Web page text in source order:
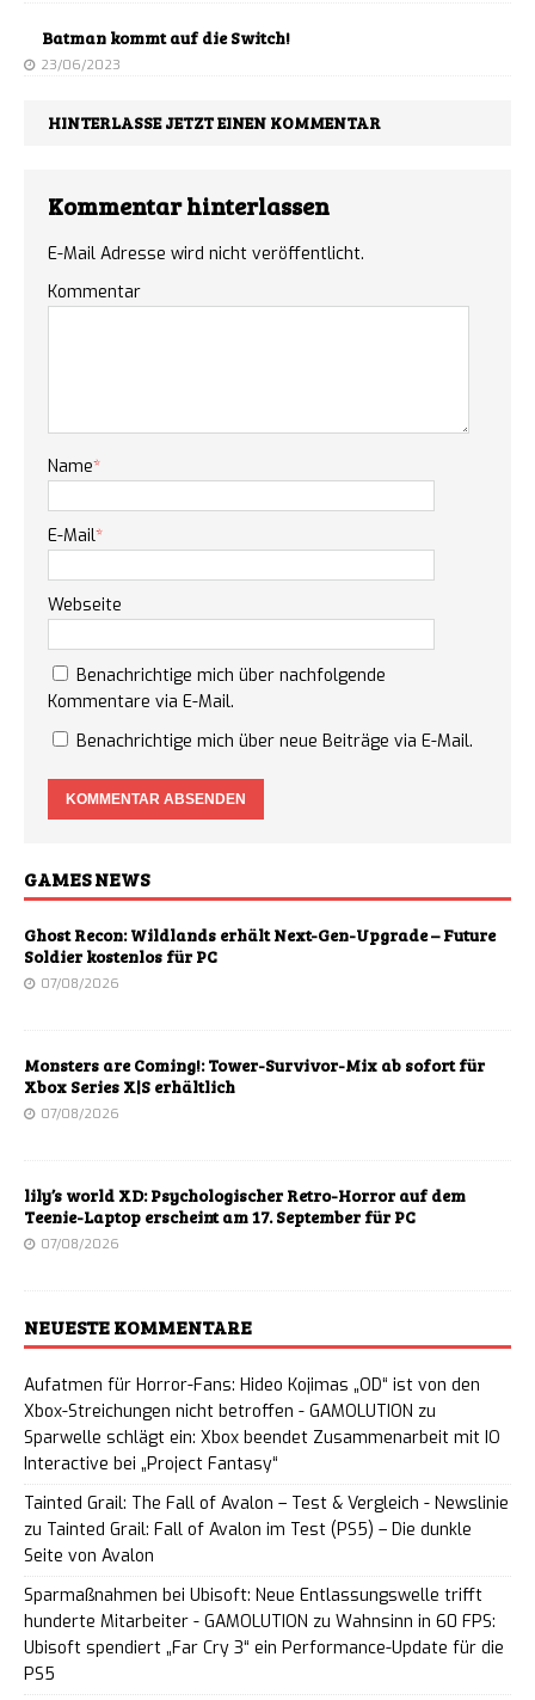
Batman kommt auf die Switch!
23/06/2023
HINTERLASSE JETZT EINEN KOMMENTAR
Kommentar hinterlassen
E-Mail Adresse wird nicht veröffentlicht.
Kommentar
Name*
E-Mail*
Webseite
Benachrichtige mich über nachfolgende
Kommentare via E-Mail.
Benachrichtige mich über neue Beiträge via E-Mail.
GAMES NEWS
Ghost Recon: Wildlands erhält Next-Gen-Upgrade – Future
Soldier kostenlos für PC
07/08/2026
Monsters are Coming!: Tower-Survivor-Mix ab sofort für
Xbox Series X|S erhältlich
07/08/2026
lily’s world XD: Psychologischer Retro-Horror auf dem
Teenie-Laptop erscheint am 17. September für PC
07/08/2026
NEUESTE KOMMENTARE
Aufatmen für Horror-Fans: Hideo Kojimas „OD“ ist von den
Xbox-Streichungen nicht betroffen - GAMOLUTION zu
Sparwelle schlägt ein: Xbox beendet Zusammenarbeit mit IO
Interactive bei „Project Fantasy“
Tainted Grail: The Fall of Avalon – Test & Vergleich - Newslinie
zu Tainted Grail: Fall of Avalon im Test (PS5) – Die dunkle
Seite von Avalon
Sparmaßnahmen bei Ubisoft: Neue Entlassungswelle trifft
hunderte Mitarbeiter - GAMOLUTION zu Wahnsinn in 60 FPS:
Ubisoft spendiert „Far Cry 3“ ein Performance-Update für die
PS5